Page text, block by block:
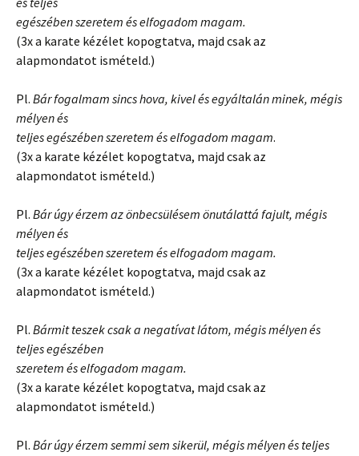
egészében szeretem és elfogadom magam.
(3x a karate kézélet kopogtatva, majd csak az
alapmondatot ismételd.)
Pl. Bár fogalmam sincs hova, kivel és egyáltalán minek, mégis
mélyen és
teljes egészében szeretem és elfogadom magam.
(3x a karate kézélet kopogtatva, majd csak az
alapmondatot ismételd.)
Pl. Bár úgy érzem az önbecsülésem önutálattá fajult, mégis
mélyen és
teljes egészében szeretem és elfogadom magam.
(3x a karate kézélet kopogtatva, majd csak az
alapmondatot ismételd.)
Pl. Bármit teszek csak a negatívat látom, mégis mélyen és
teljes egészében
szeretem és elfogadom magam.
(3x a karate kézélet kopogtatva, majd csak az
alapmondatot ismételd.)
Pl. Bár úgy érzem semmi sem sikerül, mégis mélyen és teljes